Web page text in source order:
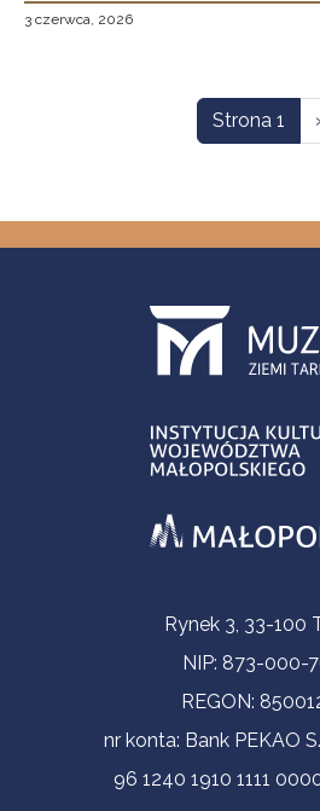
3 czerwca, 2026
Strona 1
Informacje kontaktowe
Rynek 3, 33-100
NIP: 873-000-
REGON:
nr konta: Bank PEKAO
96 1240 1910 1111